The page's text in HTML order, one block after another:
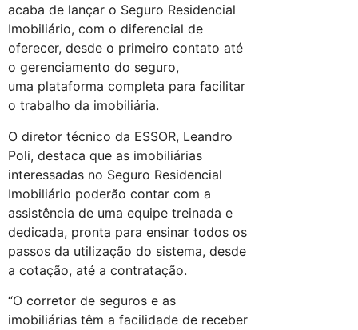
acaba de lançar o Seguro Residencial
Imobiliário, com o diferencial de
oferecer, desde o primeiro contato até
o gerenciamento do seguro,
uma plataforma completa para facilitar
o trabalho da imobiliária.
O diretor técnico da ESSOR, Leandro
Poli, destaca que as imobiliárias
interessadas no Seguro Residencial
Imobiliário poderão contar com a
assistência de uma equipe treinada e
dedicada, pronta para ensinar todos os
passos da utilização do sistema, desde
a cotação, até a contratação.
“O corretor de seguros e as
imobiliárias têm a facilidade de receber